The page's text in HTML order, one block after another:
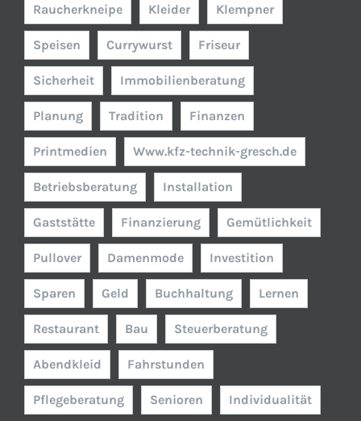
Raucherkneipe Kleider Klempner
Speisen Currywurst Friseur
Sicherheit Immobilienberatung
Planung Tradition Finanzen
Printmedien Www.kfz-technik-gresch.de
Betriebsberatung Installation
Gaststätte Finanzierung Gemütlichkeit
Pullover Damenmode Investition
Sparen Geld Buchhaltung Lernen
Restaurant Bau Steuerberatung
Abendkleid Fahrstunden
Pflegeberatung Senioren Individualität